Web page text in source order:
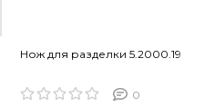
Нож для разделки 5.2000.19
0